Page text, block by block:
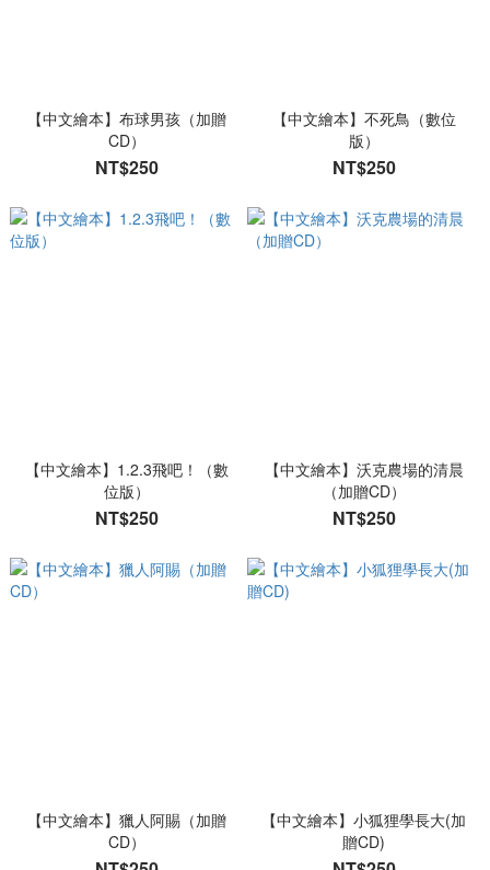
【中文繪本】布球男孩（加贈
CD）
NT$250
【中文繪本】不死鳥（數位
版）
NT$250
【中文繪本】1.2.3飛吧！（數
位版）
NT$250
【中文繪本】沃克農場的清晨
（加贈CD）
NT$250
【中文繪本】獵人阿賜（加贈
CD）
【中文繪本】小狐狸學長大(加
贈CD)